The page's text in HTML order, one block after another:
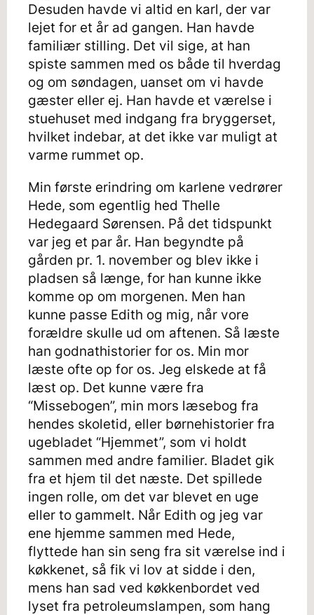
Desuden havde vi altid en karl, der var
lejet for et år ad gangen. Han havde
familiær stilling. Det vil sige, at han
spiste sammen med os både til hverdag
og om søndagen, uanset om vi havde
gæster eller ej. Han havde et værelse i
stuehuset med indgang fra bryggerset,
hvilket indebar, at det ikke var muligt at
varme rummet op.
Min første erindring om karlene vedrører
Hede, som egentlig hed Thelle
Hedegaard Sørensen. På det tidspunkt
var jeg et par år. Han begyndte på
gården pr. 1. november og blev ikke i
pladsen så længe, for han kunne ikke
komme op om morgenen. Men han
kunne passe Edith og mig, når vore
forældre skulle ud om aftenen. Så læste
han godnathistorier for os. Min mor
læste ofte op for os. Jeg elskede at få
læst op. Det kunne være fra
“Missebogen”, min mors læsebog fra
hendes skoletid, eller børnehistorier fra
ugebladet “Hjemmet”, som vi holdt
sammen med andre familier. Bladet gik
fra et hjem til det næste. Det spillede
ingen rolle, om det var blevet en uge
eller to gammelt. Når Edith og jeg var
ene hjemme sammen med Hede,
flyttede han sin seng fra sit værelse ind i
køkkenet, så fik vi lov at sidde i den,
mens han sad ved køkkenbordet ved
lyset fra petroleumslampen, som hang